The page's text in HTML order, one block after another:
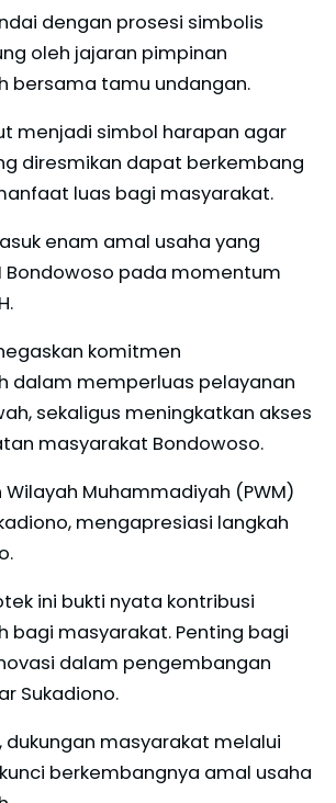
dengan prosesi simbolis
oleh jajaran pimpinan
bersama tamu undangan.
menjadi simbol harapan agar
diresmikan dapat berkembang
luas bagi masyarakat.
enam amal usaha yang
Bondowoso pada momentum
komitmen
dalam memperluas pelayanan
sekaligus meningkatkan akses
masyarakat Bondowoso.
Wilayah Muhammadiyah (PWM)
mengapresiasi langkah
ini bukti nyata kontribusi
bagi masyarakat. Penting bagi
dalam pengembangan
Sukadiono.
dukungan masyarakat melalui
berkembangnya amal usaha